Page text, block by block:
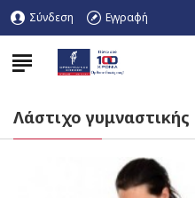
Σύνδεση Εγγραφή
Λάστιχο γυμναστικής